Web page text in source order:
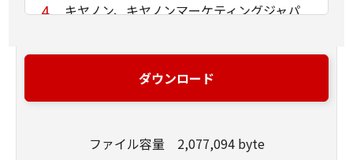
キヤノン、キヤノンマーケティングジャパ
は、本ソフトウェアがユーザーの特定の目
的のために適当であること、もしくは有用
ていかなる保証もいたしません。
ダウンロード
ファイル容量 2,077,094 byte